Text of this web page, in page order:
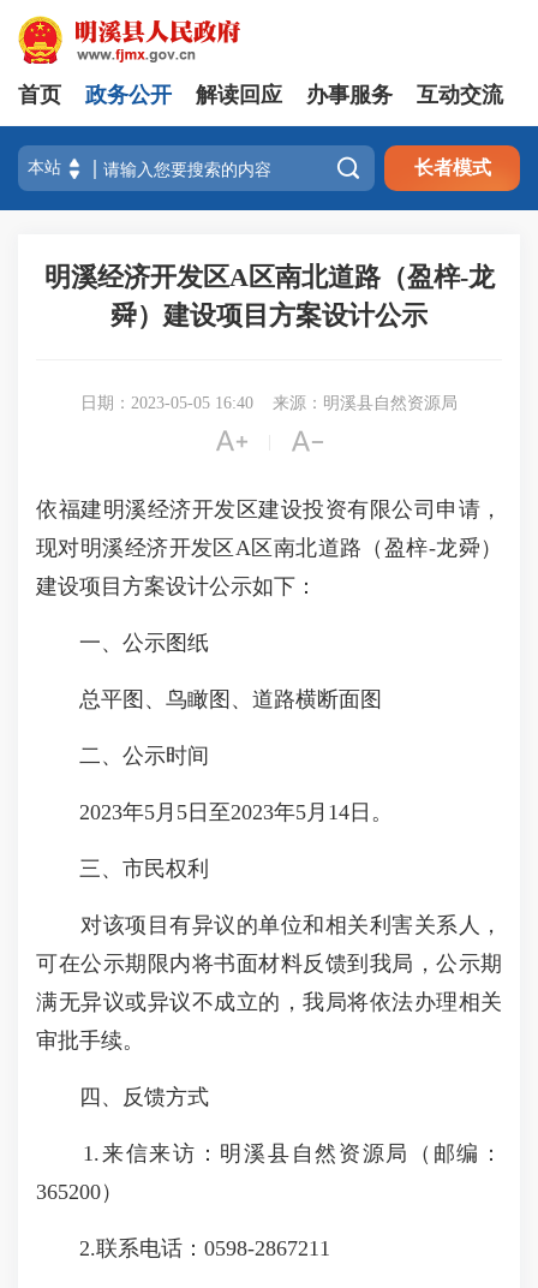
首页 政务公开 解读回应 办事服务 互动交流
 长者模式
明溪经济开发区A区南北道路（盈梓-龙
舜）建设项目方案设计公示
日期：2023-05-05 16:40 来源：明溪县自然资源局
 
依福建明溪经济开发区建设投资有限公司申请，
现对明溪经济开发区A区南北道路（盈梓-龙舜）
建设项目方案设计公示如下：
一、公示图纸
总平图、鸟瞰图、道路横断面图
二、公示时间
2023年5月5日至2023年5月14日。
三、市民权利
对该项目有异议的单位和相关利害关系人，
可在公示期限内将书面材料反馈到我局，公示期
满无异议或异议不成立的，我局将依法办理相关
审批手续。
四、反馈方式
1.来信来访：明溪县自然资源局（邮编：
365200）
2.联系电话：0598-2867211